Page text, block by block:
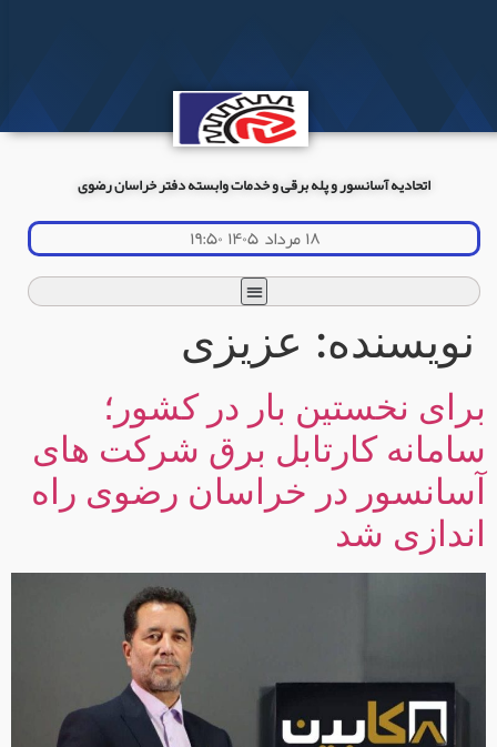
اتحادیه آسانسور و پله برقی و خدمات وابسته دفتر خراسان رضوی
۱۸ مرداد ۱۴۰۵ ۱۹:۵۰
نویسنده: عزیزی
برای نخستین بار در کشور؛
سامانه کارتابل برق شرکت های
آسانسور در خراسان رضوی راه
اندازی شد